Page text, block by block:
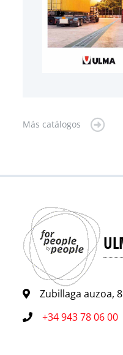
Más catálogos
Zubillaga auzoa,
+34 943 78 06 00